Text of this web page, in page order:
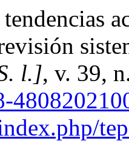
l.], v. 39,